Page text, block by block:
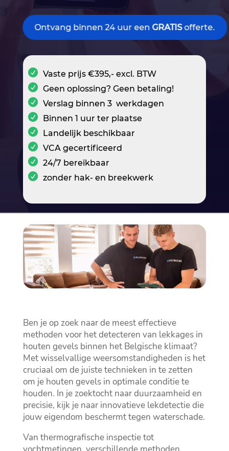
Ontvang binnen 24 uur eenGRATISofferte.
Vaste prijs €395,- excl. BTW
Geen oplossing? Geen betaling!
Verslag binnen 3 werkdagen
Binnen 1 uur ter plaatse
Landelijk beschikbaar
VCA gecertificeerd
24/7 bereikbaar
zonder hak- en breekwerk
Ben je op zoek naar de meest effectieve
methoden voor het detecteren van lekkages in
houten gevels binnen het Belgische klimaat?
Met wisselvallige weersomstandigheden is het
cruciaal om de juiste technieken in te zetten
om je houten gevels in optimale conditie te
houden.​ In je zoektocht naar duurzaamheid en
precisie, kijk je naar innovatieve lekdetectie die
jouw eigendom beschermt tegen waterschade.​
Van thermografische inspectie tot